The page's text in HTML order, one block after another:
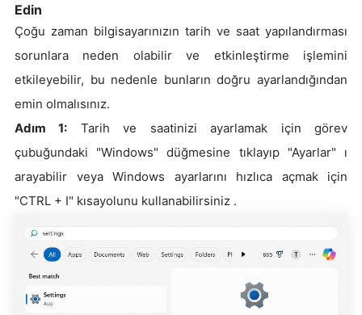
Edin
Çoğu zaman bilgisayarınızın tarih ve saat yapılandırması
sorunlara neden olabilir ve etkinleştirme işlemini
etkileyebilir, bu nedenle bunların doğru ayarlandığından
emin olmalısınız.
Adım 1: Tarih ve saatinizi ayarlamak için görev
çubuğundaki "Windows" düğmesine tıklayıp "Ayarlar" ı
arayabilir veya Windows ayarlarını hızlıca açmak için
"CTRL + I" kısayolunu kullanabilirsiniz .